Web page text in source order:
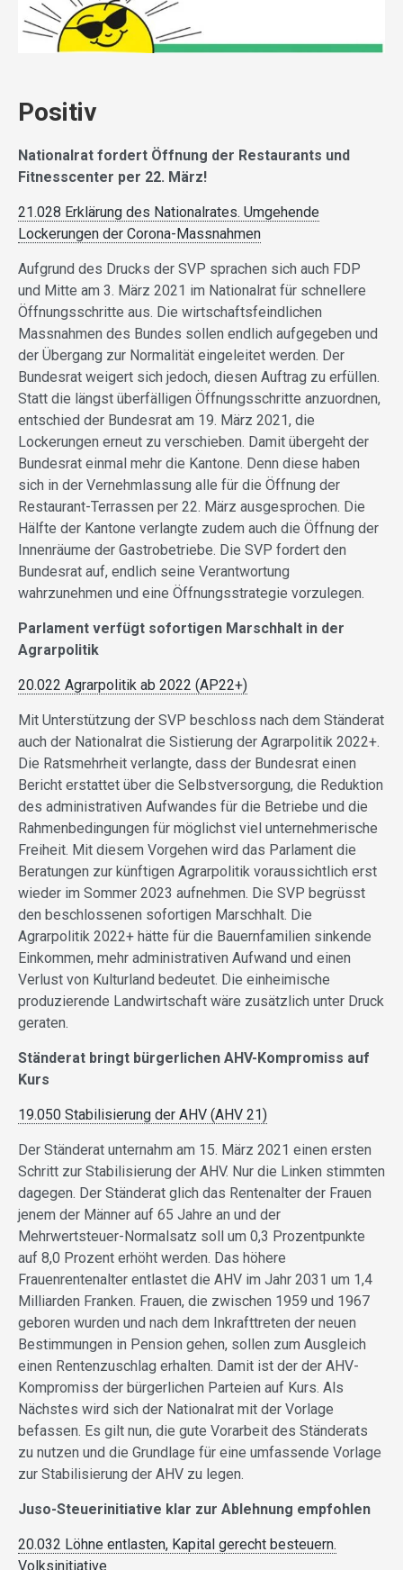
Positiv
Nationalrat fordert Öffnung der Restaurants und
Fitnesscenter per 22. März!
21.028 Erklärung des Nationalrates. Umgehende
Lockerungen der Corona-Massnahmen
Aufgrund des Drucks der SVP sprachen sich auch FDP
und Mitte am 3. März 2021 im Nationalrat für schnellere
Öffnungsschritte aus. Die wirtschaftsfeindlichen
Massnahmen des Bundes sollen endlich aufgegeben und
der Übergang zur Normalität eingeleitet werden. Der
Bundesrat weigert sich jedoch, diesen Auftrag zu erfüllen.
Statt die längst überfälligen Öffnungsschritte anzuordnen,
entschied der Bundesrat am 19. März 2021, die
Lockerungen erneut zu verschieben. Damit übergeht der
Bundesrat einmal mehr die Kantone. Denn diese haben
sich in der Vernehmlassung alle für die Öffnung der
Restaurant-Terrassen per 22. März ausgesprochen. Die
Hälfte der Kantone verlangte zudem auch die Öffnung der
Innenräume der Gastrobetriebe. Die SVP fordert den
Bundesrat auf, endlich seine Verantwortung
wahrzunehmen und eine Öffnungsstrategie vorzulegen.
Parlament verfügt sofortigen Marschhalt in der
Agrarpolitik
20.022 Agrarpolitik ab 2022 (AP22+)
Mit Unterstützung der SVP beschloss nach dem Ständerat
auch der Nationalrat die Sistierung der Agrarpolitik 2022+.
Die Ratsmehrheit verlangte, dass der Bundesrat einen
Bericht erstattet über die Selbstversorgung, die Reduktion
des administrativen Aufwandes für die Betriebe und die
Rahmenbedingungen für möglichst viel unternehmerische
Freiheit. Mit diesem Vorgehen wird das Parlament die
Beratungen zur künftigen Agrarpolitik voraussichtlich erst
wieder im Sommer 2023 aufnehmen. Die SVP begrüsst
den beschlossenen sofortigen Marschhalt. Die
Agrarpolitik 2022+ hätte für die Bauernfamilien sinkende
Einkommen, mehr administrativen Aufwand und einen
Verlust von Kulturland bedeutet. Die einheimische
produzierende Landwirtschaft wäre zusätzlich unter Druck
geraten.
Ständerat bringt bürgerlichen AHV-Kompromiss auf
Kurs
19.050 Stabilisierung der AHV (AHV 21)
Der Ständerat unternahm am 15. März 2021 einen ersten
Schritt zur Stabilisierung der AHV. Nur die Linken stimmten
dagegen. Der Ständerat glich das Rentenalter der Frauen
jenem der Männer auf 65 Jahre an und der
Mehrwertsteuer-Normalsatz soll um 0,3 Prozentpunkte
auf 8,0 Prozent erhöht werden. Das höhere
Frauenrentenalter entlastet die AHV im Jahr 2031 um 1,4
Milliarden Franken. Frauen, die zwischen 1959 und 1967
geboren wurden und nach dem Inkrafttreten der neuen
Bestimmungen in Pension gehen, sollen zum Ausgleich
einen Rentenzuschlag erhalten. Damit ist der der AHV-
Kompromiss der bürgerlichen Parteien auf Kurs. Als
Nächstes wird sich der Nationalrat mit der Vorlage
befassen. Es gilt nun, die gute Vorarbeit des Ständerats
zu nutzen und die Grundlage für eine umfassende Vorlage
zur Stabilisierung der AHV zu legen.
Juso-Steuerinitiative klar zur Ablehnung empfohlen
20.032 Löhne entlasten, Kapital gerecht besteuern.
Volksinitiative